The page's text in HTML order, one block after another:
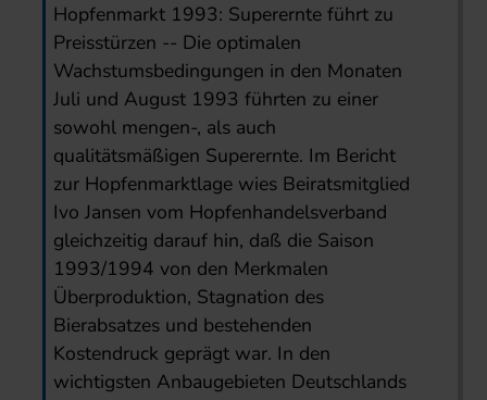
Hopfenmarkt 1993: Superernte führt zu
Preisstürzen -- Die optimalen
Wachstumsbedingungen in den Monaten
Juli und August 1993 führten zu einer
sowohl mengen-, als auch
qualitätsmäßigen Superernte. Im Bericht
zur Hopfenmarktlage wies Beiratsmitglied
Ivo Jansen vom Hopfenhandelsverband
gleichzeitig darauf hin, daß die Saison
1993/1994 von den Merkmalen
Überproduktion, Stagnation des
Bierabsatzes und bestehenden
Kostendruck geprägt war. In den
wichtigsten Anbaugebieten Deutschlands